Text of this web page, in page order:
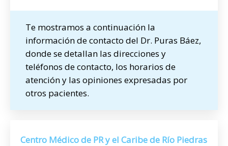
Te mostramos a continuación la
información de contacto del Dr. Puras Báez,
donde se detallan las direcciones y
teléfonos de contacto, los horarios de
atención y las opiniones expresadas por
otros pacientes.
Centro Médico de PR y el Caribe de Río Piedras